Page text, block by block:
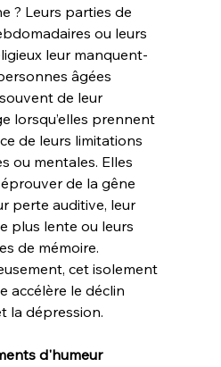
? Leurs parties de
ou leurs
leur manquent-
âgées
de leur
lorsqu’elles prennent
de leurs limitations
ou mentales. Elles
de la gêne
perte auditive, leur
plus lente ou leurs
de mémoire.
cet isolement
accélère le déclin
la dépression.
d'humeur